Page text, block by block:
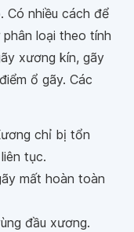
Có nhiều cách để
phân loại theo tính
xương kín, gãy
ổ gãy. Các
chỉ bị tổn
tục.
mất hoàn toàn
đầu xương.